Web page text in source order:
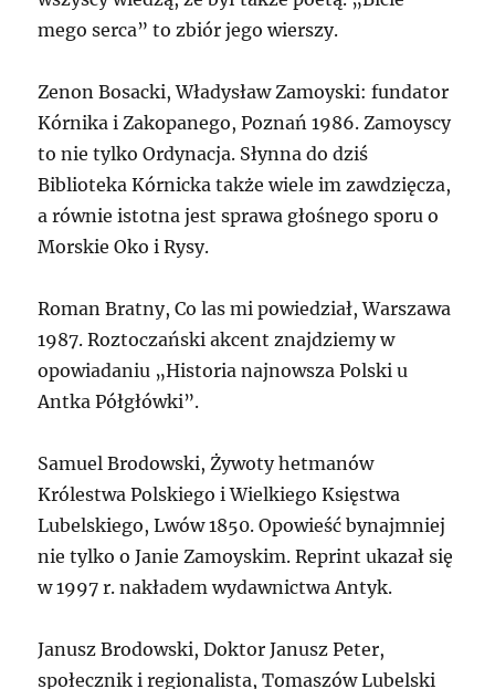
mego serca” to zbiór jego wierszy.
Zenon Bosacki, Władysław Zamoyski: fundator
Kórnika i Zakopanego, Poznań 1986. Zamoyscy
to nie tylko Ordynacja. Słynna do dziś
Biblioteka Kórnicka także wiele im zawdzięcza,
a równie istotna jest sprawa głośnego sporu o
Morskie Oko i Rysy.
Roman Bratny, Co las mi powiedział, Warszawa
1987. Roztoczański akcent znajdziemy w
opowiadaniu „Historia najnowsza Polski u
Antka Półgłówki”.
Samuel Brodowski, Żywoty hetmanów
Królestwa Polskiego i Wielkiego Księstwa
Lubelskiego, Lwów 1850. Opowieść bynajmniej
nie tylko o Janie Zamoyskim. Reprint ukazał się
w 1997 r. nakładem wydawnictwa Antyk.
Janusz Brodowski, Doktor Janusz Peter,
społecznik i regionalista, Tomaszów Lubelski